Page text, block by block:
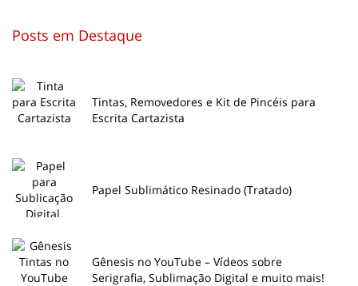
Posts em Destaque
Tintas, Removedores e Kit de Pincéis para
Escrita Cartazista
Papel Sublimático Resinado (Tratado)
Gênesis no YouTube – Vídeos sobre
Serigrafia, Sublimação Digital e muito mais!